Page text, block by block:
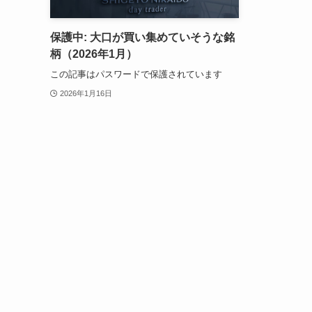
保護中: 大口が買い集めていそうな銘
柄（2026年1月）
この記事はパスワードで保護されています
2026年1月16日